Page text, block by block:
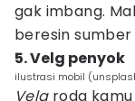
gak imbang.
beresin
5. Velg penyok
ilustrasi mobil
Velgroda kamu